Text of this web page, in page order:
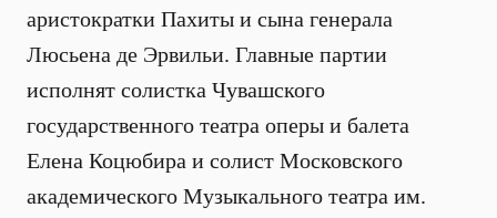
аристократки Пахиты и сына генерала
Люсьена де Эрвильи. Главные партии
исполнят солистка Чувашского
государственного театра оперы и балета
Елена Коцюбира и солист Московского
академического Музыкального театра им.